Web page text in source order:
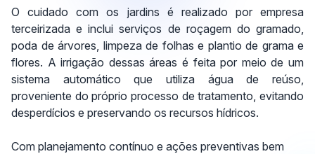
O cuidado com os jardins é realizado por empresa
terceirizada e inclui serviços de roçagem do gramado,
poda de árvores, limpeza de folhas e plantio de grama e
flores. A irrigação dessas áreas é feita por meio de um
sistema automático que utiliza água de reúso,
proveniente do próprio processo de tratamento, evitando
desperdícios e preservando os recursos hídricos.
Com planejamento contínuo e ações preventivas bem